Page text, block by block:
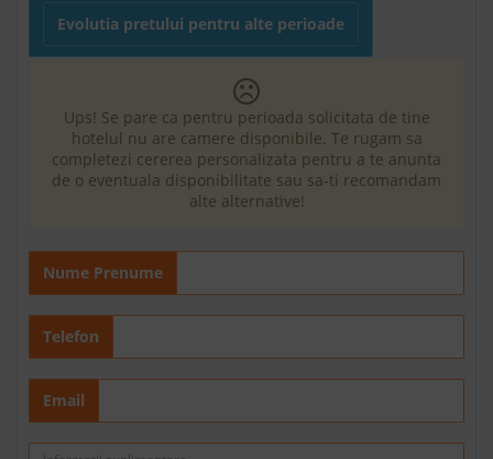
Evolutia pretului pentru alte perioade
Ups! Se pare ca pentru perioada solicitata de tine
hotelul nu are camere disponibile. Te rugam sa
completezi cererea personalizata pentru a te anunta
de o eventuala disponibilitate sau sa-ti recomandam
alte alternative!
Nume Prenume
Telefon
Email